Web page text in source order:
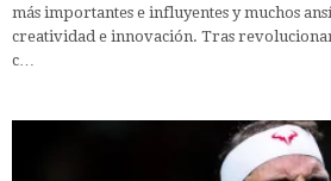
más importantes e influyentes y muchos
creatividad e innovación. Tras
c…